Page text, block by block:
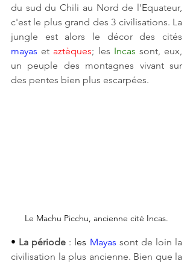
du sud du Chili au Nord de l'Equateur,
c'est le plus grand des 3 civilisations. La
jungle est alors le décor des cités
mayas et aztèques; les Incas sont, eux,
un peuple des montagnes vivant sur
des pentes bien plus escarpées.
Le Machu Picchu, ancienne cité Incas.
• La période : les Mayas sont de loin la
civilisation la plus ancienne. Bien que la